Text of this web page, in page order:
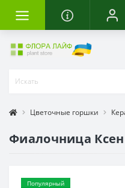
Цветочные горшки
Фиалочница
Популярный